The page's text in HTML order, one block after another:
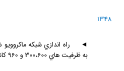
1348
◄ راه اندازي شبكه
به ظرفيت هاي 300،600 و 960 كانالي